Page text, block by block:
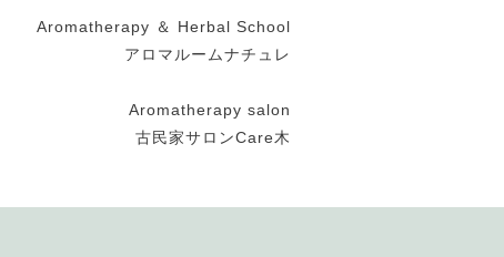
Aromatherapy ＆ Herbal School
アロマルームナチュレ
Aromatherapy salon
古民家サロンCare木